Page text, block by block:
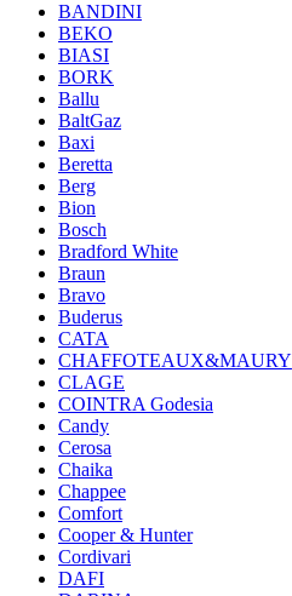
BANDINI
BEKO
BIASI
BORK
Ballu
BaltGaz
Baxi
Beretta
Berg
Bion
Bosch
Bradford White
Braun
Bravo
Buderus
CATA
CHAFFOTEAUX&MAURY
CLAGE
COINTRA Godesia
Candy
Cerosa
Chaika
Chappee
Comfort
Cooper & Hunter
Cordivari
DAFI